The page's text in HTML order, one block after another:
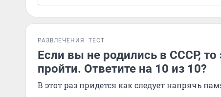
РАЗВЛЕЧЕНИЯ ТЕСТ
Если вы не родились в СССР, то
пройти. Ответите на 10 из 10?
В этот раз придется как следует напрячь